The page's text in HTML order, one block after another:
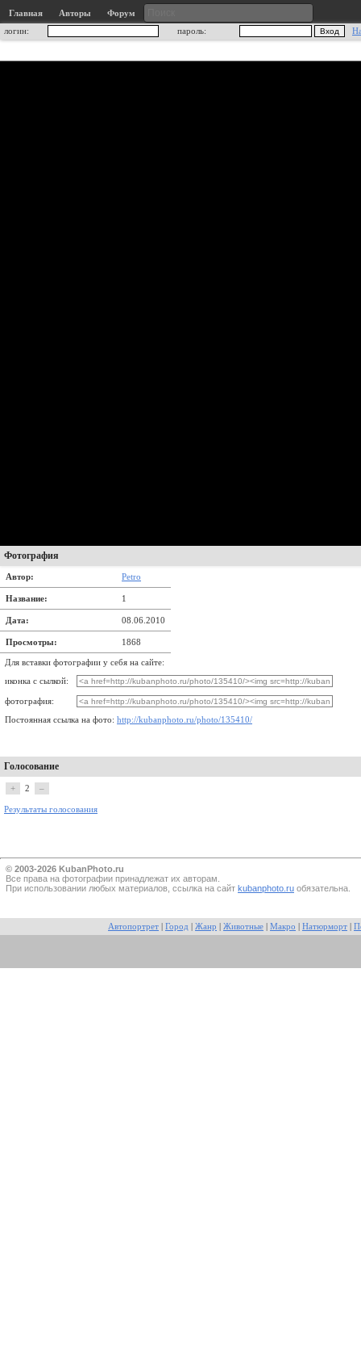
Главная Авторы
Форум
логин:
пароль:
Фотография
Автор: Petro
Название: 1
Дата: 08.06.2010
Просмотры: 1868
Для вставки фотографии у себя на сайте:
иконка с сылкой:
фотография:
Постоянная ссылка на фото: http://kubanphoto.ru/photo/135410/
Голосование
+ 2 –
Результаты голосования
© 2003-2026 KubanPhoto.ru
Все прaва на фотографии принадлежат их авторам.
При использовании любых материалов, ссылка на сайт kubanphoto.ru обязательна.
Автопортрет Город Жанр Животные Макро Натюрморт